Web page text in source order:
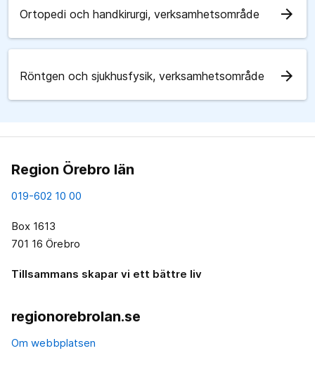
Ortopedi och handkirurgi, verksamhetsområde arrow_forward
Röntgen och sjukhusfysik, verksamhetsområde arrow_forward
Region Örebro län
019-602 10 00
Box 1613
701 16 Örebro
Tillsammans skapar vi ett bättre liv
regionorebrolan.se
Om webbplatsen